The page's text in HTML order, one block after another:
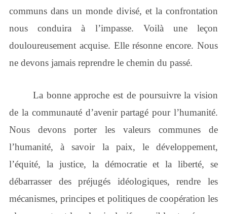
communs dans un monde divisé, et la confrontation
nous conduira à l’impasse. Voilà une leçon
douloureusement acquise. Elle résonne encore. Nous
ne devons jamais reprendre le chemin du passé.
La bonne approche est de poursuivre la vision
de la communauté d’avenir partagé pour l’humanité.
Nous devons porter les valeurs communes de
l’humanité, à savoir la paix, le développement,
l’équité, la justice, la démocratie et la liberté, se
débarrasser des préjugés idéologiques, rendre les
mécanismes, principes et politiques de coopération les